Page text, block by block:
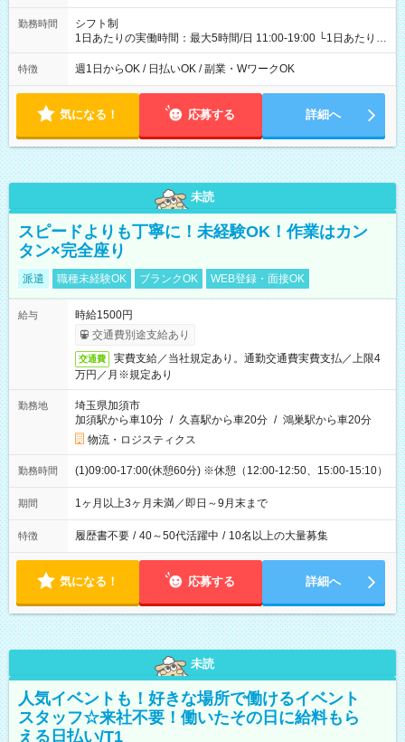
勤務時間
シフト制
1日あたりの実働時間：最大5時間/日 11:00-19:00 └1日あたりの
実働時間：1-5時間 └上記の時間帯内であれば、いつでも勤務可
能！ └平日・土曜日の中で、お好きな曜日でご勤務いただけま
18:00 などのように、自由な働き方が可能なお仕事です！
特徴 週1日からOK / 日払いOK / 副業・WワークOK
気になる！ 応募する 詳細へ
未読
スピードよりも丁寧に！未経験OK！作業はカン
タン×完全座り
派遣 職種未経験OK ブランクOK WEB登録・面接OK
給与
時給1500円
交通費別途支給あり
交通費
実費支給／当社規定あり。通勤交通費実費支払／上限4
万円／月※規定あり
勤務地
埼玉県加須市
加須駅から車10分 / 久喜駅から車20分 / 鴻巣駅から車20分
物流・ロジスティクス
勤務時間 (1)09:00-17:00(休憩60分) ※休憩（12:00-12:50、15:00-15:10）
期間 1ヶ月以上3ヶ月未満／即日～9月末まで
特徴 履歴書不要 / 40～50代活躍中 / 10名以上の大量募集
気になる！ 応募する 詳細へ
未読
人気イベントも！好きな場所で働けるイベント
スタッフ☆来社不要！働いたその日に給料もら
える日払い/T1